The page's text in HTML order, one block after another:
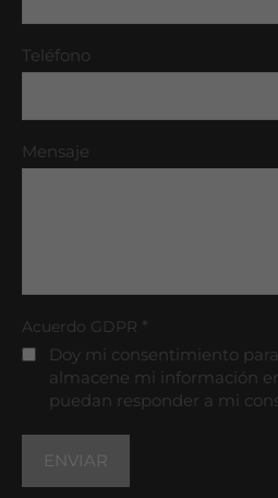
Teléfono
Mensaje
Acuerdo GDPR *
Doy mi consentimiento
almacene mi información
puedan responder a mi